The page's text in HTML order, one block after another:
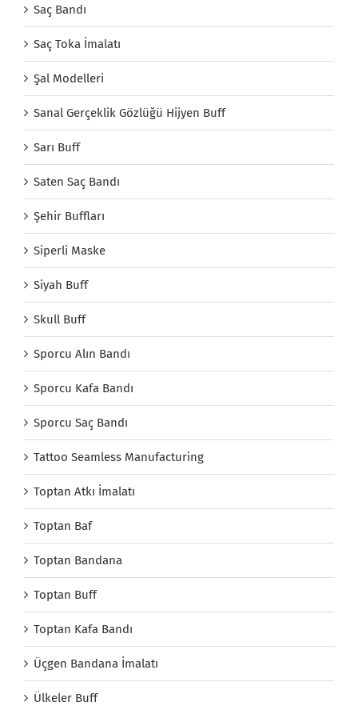
Saç Bandı
Saç Toka İmalatı
Şal Modelleri
Sanal Gerçeklik Gözlüğü Hijyen Buff
Sarı Buff
Saten Saç Bandı
Şehir Buffları
Siperli Maske
Siyah Buff
Skull Buff
Sporcu Alın Bandı
Sporcu Kafa Bandı
Sporcu Saç Bandı
Tattoo Seamless Manufacturing
Toptan Atkı İmalatı
Toptan Baf
Toptan Bandana
Toptan Buff
Toptan Kafa Bandı
Üçgen Bandana İmalatı
Ülkeler Buff